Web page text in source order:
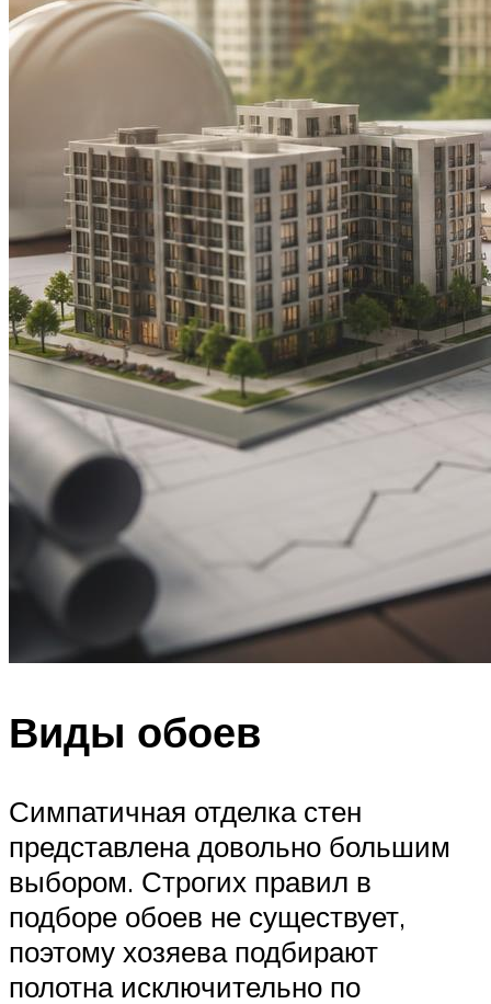
Виды обоев
Симпатичная отделка стен
представлена довольно большим
выбором. Строгих правил в
подборе обоев не существует,
поэтому хозяева подбирают
полотна исключительно по